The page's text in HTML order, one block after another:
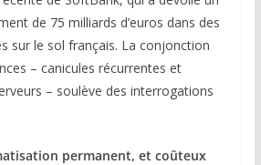
de 75 milliards d’euros dans des
sur le sol français. La conjonction
– canicules récurrentes et
– soulève des interrogations
permanent, et coûteux